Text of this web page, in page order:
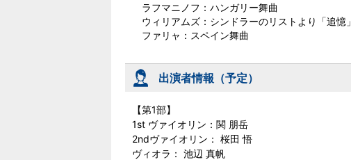
ラフマニノフ：ハンガリー舞曲
ウィリアムズ：シンドラーのリストより「追憶」
ファリャ：スペイン舞曲
出演者情報（予定）
【第1部】
1st ヴァイオリン：関 朋岳
2ndヴァイオリン： 桜田 悟
ヴィオラ： 池辺 真帆